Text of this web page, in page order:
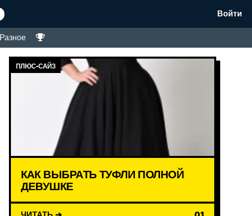
Войти
Разное
ПЛЮС-САЙЗ
КАК ВЫБРАТЬ ТУФЛИ ПОЛНОЙ
ДЕВУШКЕ